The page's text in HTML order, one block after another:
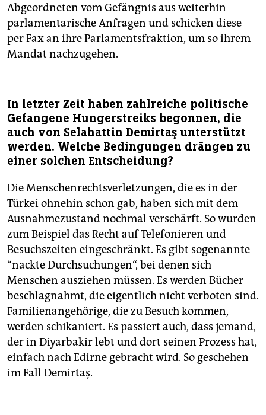
Abgeordneten vom Gefängnis aus weiterhin
parlamentarische Anfragen und schicken diese
per Fax an ihre Parlamentsfraktion, um so ihrem
Mandat nachzugehen.
In letzter Zeit haben zahlreiche politische
Gefangene Hungerstreiks begonnen, die
auch von Selahattin Demirtaş unterstützt
werden. Welche Bedingungen drängen zu
einer solchen Entscheidung?
Die Menschenrechtsverletzungen, die es in der
Türkei ohnehin schon gab, haben sich mit dem
Ausnahmezustand nochmal verschärft. So wurden
zum Beispiel das Recht auf Telefonieren und
Besuchszeiten eingeschränkt. Es gibt sogenannte
“nackte Durchsuchungen“, bei denen sich
Menschen ausziehen müssen. Es werden Bücher
beschlagnahmt, die eigentlich nicht verboten sind.
Familienangehörige, die zu Besuch kommen,
werden schikaniert. Es passiert auch, dass jemand,
der in Diyarbakir lebt und dort seinen Prozess hat,
einfach nach Edirne gebracht wird. So geschehen
im Fall Demirtaş.